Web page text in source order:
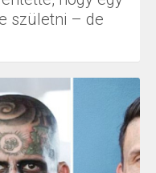
születni – de